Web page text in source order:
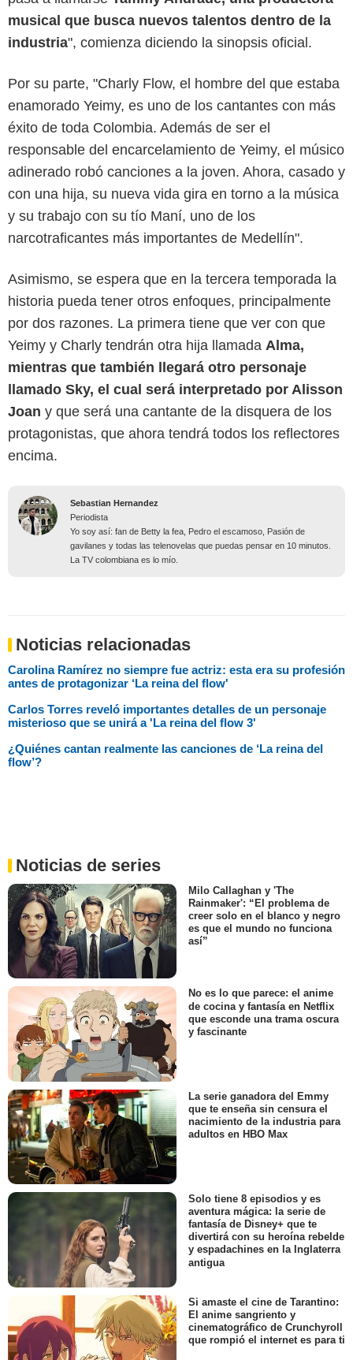
musical que busca nuevos talentos dentro de la
industria", comienza diciendo la sinopsis oficial.
Por su parte, "Charly Flow, el hombre del que estaba
enamorado Yeimy, es uno de los cantantes con más
éxito de toda Colombia. Además de ser el
responsable del encarcelamiento de Yeimy, el músico
adinerado robó canciones a la joven. Ahora, casado y
con una hija, su nueva vida gira en torno a la música
y su trabajo con su tío Maní, uno de los
narcotraficantes más importantes de Medellín".
Asimismo, se espera que en la tercera temporada la
historia pueda tener otros enfoques, principalmente
por dos razones. La primera tiene que ver con que
Yeimy y Charly tendrán otra hija llamada Alma,
mientras que también llegará otro personaje
llamado Sky, el cual será interpretado por Alisson
Joan y que será una cantante de la disquera de los
protagonistas, que ahora tendrá todos los reflectores
encima.
Sebastian Hernandez
Periodista
Yo soy así: fan de Betty la fea, Pedro el escamoso, Pasión de
gavilanes y todas las telenovelas que puedas pensar en 10 minutos.
La TV colombiana es lo mío.
Noticias relacionadas
Carolina Ramírez no siempre fue actriz: esta era su profesión
antes de protagonizar ‘La reina del flow'
Carlos Torres reveló importantes detalles de un personaje
misterioso que se unirá a 'La reina del flow 3'
¿Quiénes cantan realmente las canciones de ‘La reina del
flow’?
Noticias de series
Milo Callaghan y 'The
Rainmaker': “El problema de
creer solo en el blanco y negro
es que el mundo no funciona
así”
No es lo que parece: el anime
de cocina y fantasía en Netflix
que esconde una trama oscura
y fascinante
La serie ganadora del Emmy
que te enseña sin censura el
nacimiento de la industria para
adultos en HBO Max
Solo tiene 8 episodios y es
aventura mágica: la serie de
fantasía de Disney+ que te
divertirá con su heroína rebelde
y espadachines en la Inglaterra
antigua
Si amaste el cine de Tarantino:
El anime sangriento y
cinematográfico de Crunchyroll
que rompió el internet es para ti